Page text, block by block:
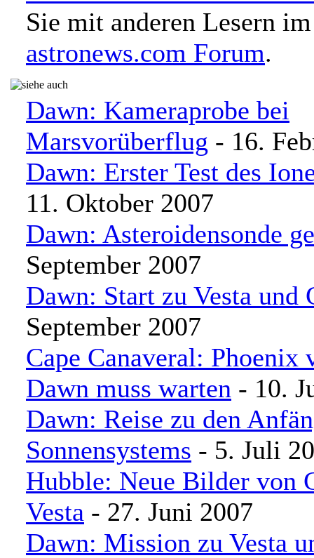
Sie mit anderen Lesern im
astronews.com Forum.
Dawn: Kameraprobe bei
Marsvorüberflug - 16.
Dawn: Erster Test des
11. Oktober 2007
Dawn: Asteroidensonde
September 2007
Dawn: Start zu Vesta und
September 2007
Cape Canaveral: Phoenix
Dawn muss warten - 10.
Dawn: Reise zu den
Sonnensystems - 5. Juli
Hubble: Neue Bilder von
Vesta - 27. Juni 2007
Dawn: Mission zu Vesta